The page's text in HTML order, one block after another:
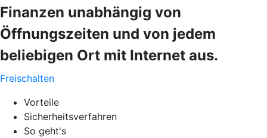
Finanzen unabhängig von
Öffnungszeiten und von jedem
beliebigen Ort mit Internet aus.
Freischalten
Vorteile
Sicherheitsverfahren
So geht's